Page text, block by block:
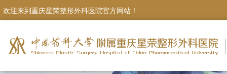
欢迎来到重庆星荣整形外科医院官方网站！